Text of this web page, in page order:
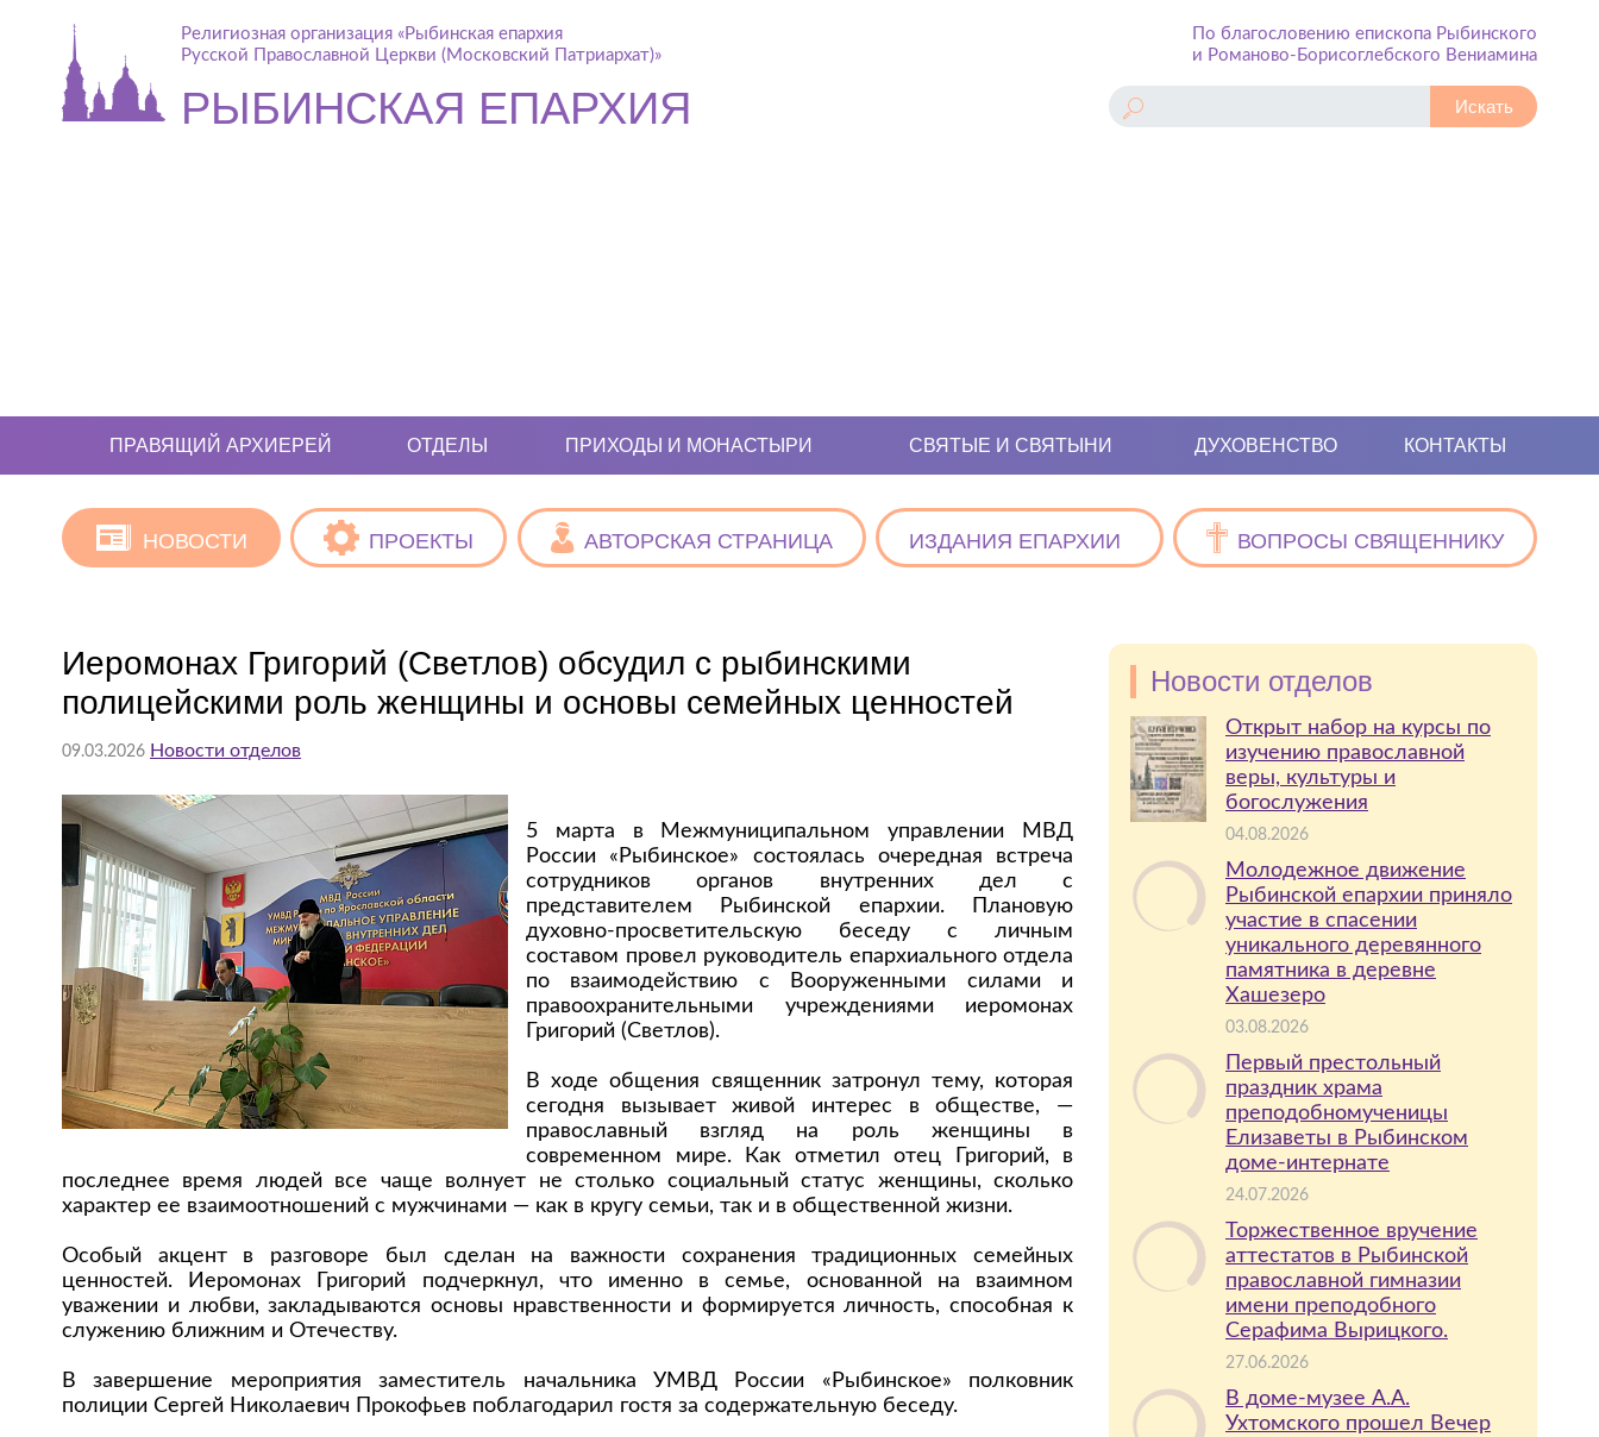
Религиозная организация «Рыбинская епархия
Русской Православной Церкви (Московский Патриархат)»
РЫБИНСКАЯ ЕПАРХИЯ
По благословению епископа Рыбинского
и Романово-Борисоглебского Вениамина
ПРАВЯЩИЙ АРХИЕРЕЙ ОТДЕЛЫ ПРИХОДЫ И МОНАСТЫРИ СВЯТЫЕ И СВЯТЫНИ ДУХОВЕНСТВО КОНТАКТЫ
НОВОСТИ ПРОЕКТЫ АВТОРСКАЯ СТРАНИЦА ИЗДАНИЯ ЕПАРХИИ ВОПРОСЫ СВЯЩЕННИКУ
Иеромонах Григорий (Светлов) обсудил с рыбинскими
полицейскими роль женщины и основы семейных ценностей
09.03.2026 Новости отделов
5 марта в Межмуниципальном управлении МВД
России «Рыбинское» состоялась очередная встреча
сотрудников органов внутренних дел с
представителем Рыбинской епархии. Плановую
духовно-просветительскую беседу с личным
составом провел руководитель епархиального отдела
по взаимодействию с Вооруженными силами и
правоохранительными учреждениями иеромонах
Григорий (Светлов).
В ходе общения священник затронул тему, которая
сегодня вызывает живой интерес в обществе, —
православный взгляд на роль женщины в
современном мире. Как отметил отец Григорий, в
последнее время людей все чаще волнует не столько социальный статус женщины, сколько
характер ее взаимоотношений с мужчинами — как в кругу семьи, так и в общественной жизни.
Особый акцент в разговоре был сделан на важности сохранения традиционных семейных
ценностей. Иеромонах Григорий подчеркнул, что именно в семье, основанной на взаимном
уважении и любви, закладываются основы нравственности и формируется личность, способная к
служению ближним и Отечеству.
В завершение мероприятия заместитель начальника УМВД России «Рыбинское» полковник
полиции Сергей Николаевич Прокофьев поблагодарил гостя за содержательную беседу.
Новости отделов
Открыт набор на курсы по
изучению православной
веры, культуры и
богослужения
04.08.2026
Молодежное движение
Рыбинской епархии приняло
участие в спасении
уникального деревянного
памятника в деревне
Хашезеро
03.08.2026
Первый престольный
праздник храма
преподобномученицы
Елизаветы в Рыбинском
доме-интернате
24.07.2026
Торжественное вручение
аттестатов в Рыбинской
православной гимназии
имени преподобного
Серафима Вырицкого.
27.06.2026
В доме-музее А.А.
Ухтомского прошел Вечер